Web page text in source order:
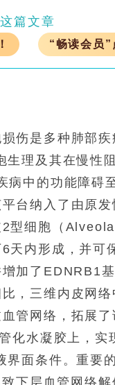
篇文章
“畅读会员
伤是多种肺部
生理及其在慢
中的功能障碍
台纳入了由原
2型细胞（
天内形成，并可
加了EDNRB1
，三维内皮网
管网络，拓展
化水凝胶上，
界面条件。重要
下层血管网络